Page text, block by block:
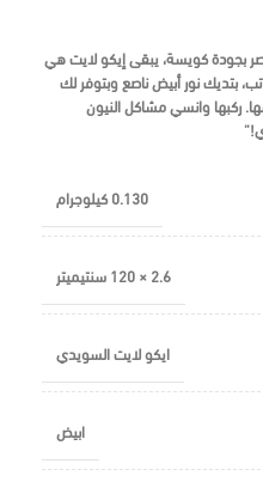
لمبة 120 سم في مصر بجودة كويسة، يبقى إيكو لايت هي
بتديك نور أبيض ناصع وبتوفر لك
ركبها وانسي مشاكل النيون
0.130 كيلوجرام
2.6 × 120 سنتيميتر
ايكو لايت السويدي
ابيض